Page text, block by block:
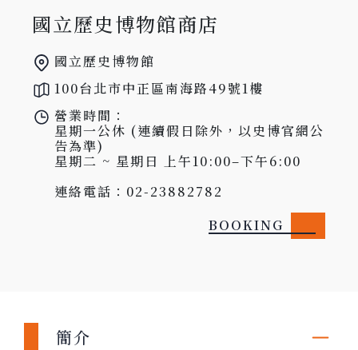
國立歷史博物館商店
國立歷史博物館
100台北市中正區南海路49號1樓
營業時間：
星期一公休 (連續假日除外，以史博官網公
告為準)
星期二 ~ 星期日 上午10:00–下午6:00
連絡電話：02-23882782
BOOKING
簡介